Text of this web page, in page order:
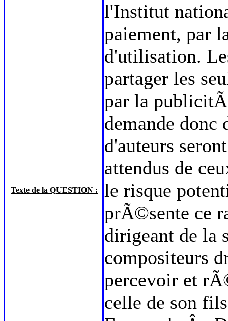
Texte de la QUESTION :
l'Institut
paiement, par
d'utilisation.
partager les
par la
demande
d'auteurs
attendus de
le risque
prÃ©sente ce
dirigeant de la
compositeurs
percevoir et
celle de son